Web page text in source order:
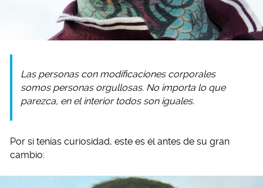
Las personas con modificaciones corporales
somos personas orgullosas. No importa lo que
parezca, en el interior todos son iguales.
Por si tenías curiosidad, este es él antes de su gran
cambio: